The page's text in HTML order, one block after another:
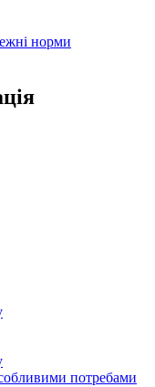
норми
потребами